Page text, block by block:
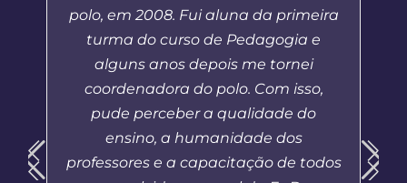
polo, em 2008. Fui aluna da primeira
turma do curso de Pedagogia e
alguns anos depois me tornei
coordenadora do polo. Com isso,
pude perceber a qualidade do
ensino, a humanidade dos
professores e a capacitação de todos